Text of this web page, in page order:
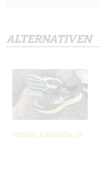
ALTERNATIVEN
Brooks Cascadia 19